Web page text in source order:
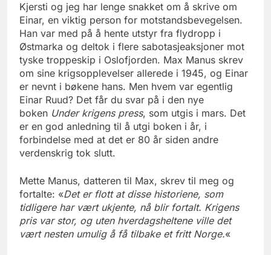
Kjersti og jeg har lenge snakket om å skrive om
Einar, en viktig person for motstandsbevegelsen.
Han var med på å hente utstyr fra flydropp i
Østmarka og deltok i flere sabotasjeaksjoner mot
tyske troppeskip i Oslofjorden. Max Manus skrev
om sine krigsopplevelser allerede i 1945, og Einar
er nevnt i bøkene hans. Men hvem var egentlig
Einar Ruud? Det får du svar på i den nye
boken Under krigens press, som utgis i mars. Det
er en god anledning til å utgi boken i år, i
forbindelse med at det er 80 år siden andre
verdenskrig tok slutt.
Mette Manus, datteren til Max, skrev til meg og
fortalte: «Det er flott at disse historiene, som
tidligere har vært ukjente, nå blir fortalt. Krigens
pris var stor, og uten hverdagsheltene ville det
vært nesten umulig å få tilbake et fritt Norge.«